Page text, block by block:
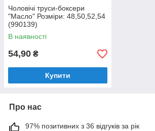
Чоловічі труси-боксери
"Масло" Розміри: 48,50,52,54
(990139)
В наявності
54,90 ₴
Купити
Про нас
97% позитивних з 36 відгуків за рік